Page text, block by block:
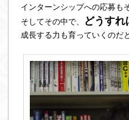
インターンシップへの応募も
そしてその中で、
どうすれ
成長する力も育っていくのだ